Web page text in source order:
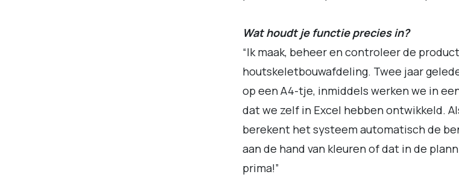
Wat houdt je functie precies in?
“Ik maak, beheer en controleer de
houtskeletbouwafdeling. Twee jaar
op een A4-tje, inmiddels werken we in
dat we zelf in Excel hebben ontwikkeld.
berekent het systeem automatisch de
aan de hand van kleuren of dat in de
prima!”